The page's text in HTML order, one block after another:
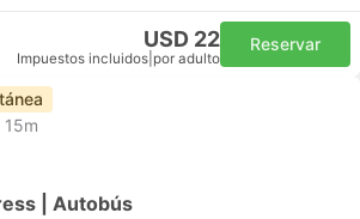
USD 22
Impuestos incluidos por adulto
Reservar
15m
| Autobús